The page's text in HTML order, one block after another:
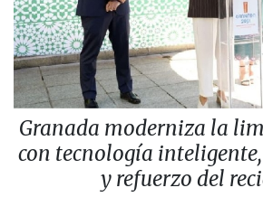
Granada moderniza la
con tecnología
y refuerzo del